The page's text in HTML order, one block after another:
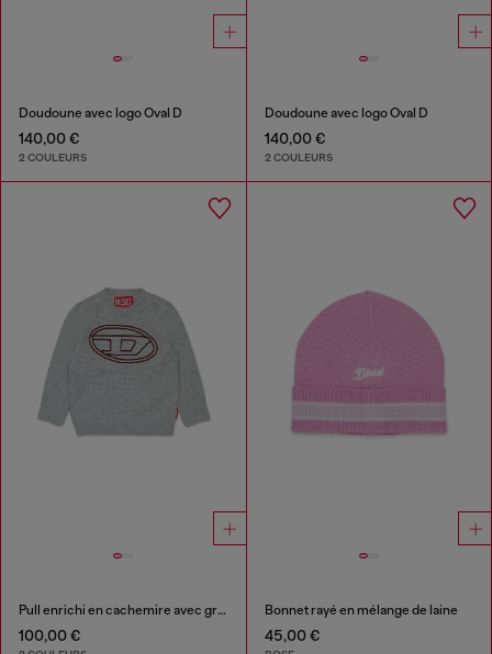
Doudoune avec logo Oval D
140,00 €
2 COULEURS
Doudoune avec logo Oval D
140,00 €
2 COULEURS
Pull enrichi en cachemire avec grand Oval D
100,00 €
Bonnet rayé en mélange de laine
45,00 €